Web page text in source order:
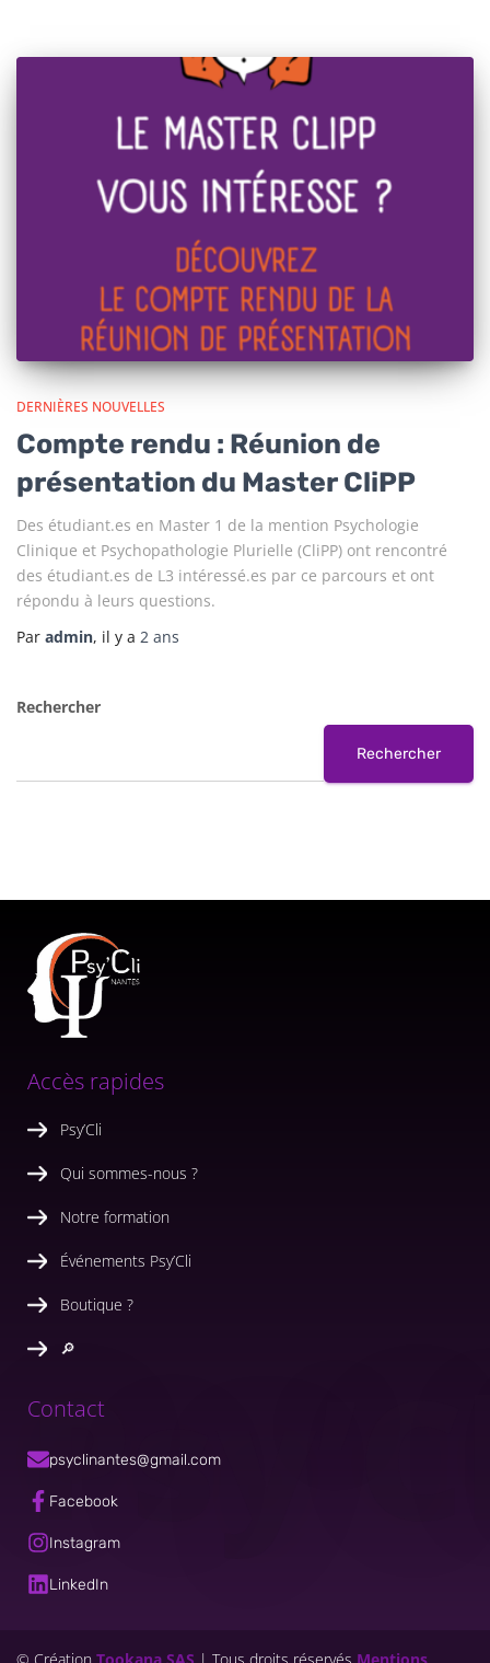
DERNIÈRES NOUVELLES
Compte rendu : Réunion de
présentation du Master CliPP
Des étudiant.es en Master 1 de la mention Psychologie
Clinique et Psychopathologie Plurielle (CliPP) ont rencontré
des étudiant.es de L3 intéressé.es par ce parcours et ont
répondu à leurs questions.
Par admin, il y a 2 ans
Rechercher
Rechercher
Accès rapides
Psy’Cli
Qui sommes-nous ?
Notre formation
Événements Psy’Cli
Boutique ?
🔎
Contact
psyclinantes@gmail.com
Facebook
Instagram
LinkedIn
© Création Tookana SAS | Tous droits réservés Mentions